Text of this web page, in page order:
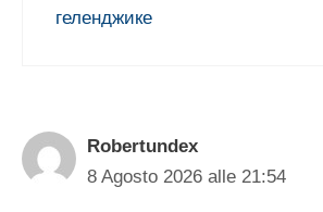
геленджике
Robertundex
8 Agosto 2026 alle 21:54